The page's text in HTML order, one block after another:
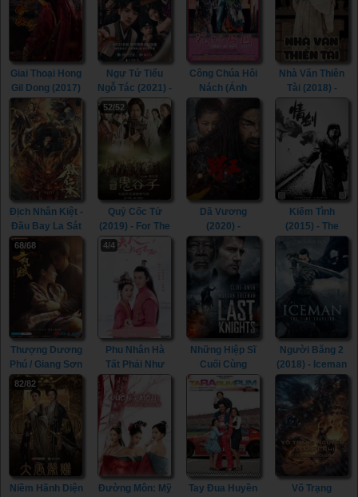
Master 2 (2022)
Giai Thoại Hong
Gil Dong (2017)
- Thief Who
Stole The
People (2017)
Ngự Tứ Tiểu
Ngỗ Tác (2021) -
The Imperial
Coroner (2021)
Công Chúa Hôi
Nách (Ánh
Trăng Tình Yêu)
Love (2004)
Nhà Văn Thiên
Tài (2018) -
Heung-Boo: The
Revolutionist
(2018)
Địch Nhân Kiệt -
Đầu Bay La Sát
(2020) - Di
Renjie - Flying
Head Rakshasa
(2020)
52/52
Quỷ Cốc Tử
(2019) - For The
Holy Guiguzi
Dã Vương
(2020) -
Mountain King /
Wild King (2020)
Kiếm Tình
(2015) - The
Spirit Of The
Swords (2015)
68/68
Thượng Dương
Phú / Giang Sơn
Cố Nhân (2021)
- The Rebel
Princess (2021)
4/4
Phu Nhân Hà
Tất Phải Như
Vậy (2021) -
Hold On, My
Lady (2021)
Những Hiệp Sĩ
Cuối Cùng
(2015) - Last
Knights (2015)
Người Băng 2
(2018) - Iceman
2: The Time
Traveler (2018)
82/82
Niềm Hãnh Diện
Đường Môn: Mỹ
Tay Đua Huyền
Võ Trạng